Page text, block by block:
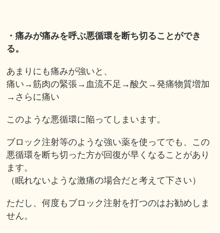
・痛みが痛みを呼ぶ悪循環を断ち切ることができ
る。
あまりにも痛みが強いと、
痛い→筋肉の緊張→血流不足→酸欠→発痛物質増加
→さらに痛い
このような悪循環に陥ってしまいます。
ブロック注射等のような強い薬を使ってでも、この
悪循環を断ち切った方が回復が早くなることがあり
ます。
（眠れないような激痛の場合だと考えて下さい）
ただし、何度もブロック注射を打つのはお勧めしま
せん。